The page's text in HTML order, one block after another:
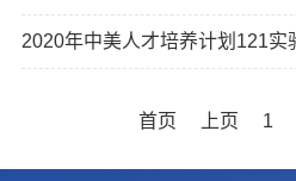
首页 上页 1